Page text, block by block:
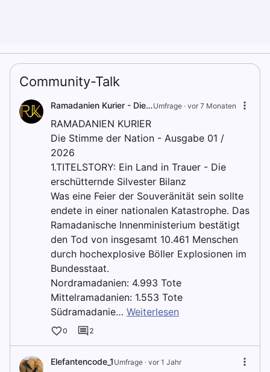
Community-Talk
Ramadanien Kurier - Die Stimme der NatioUmfrage · vor 7 Monaten
RAMADANIEN KURIER
Die Stimme der Nation - Ausgabe 01 /
2026
1.TITELSTORY: Ein Land in Trauer - Die
erschütternde Silvester Bilanz
Was eine Feier der Souveränität sein sollte
endete in einer nationalen Katastrophe. Das
Ramadanische Innenministerium bestätigt
den Tod von insgesamt 10.461 Menschen
durch hochexplosive Böller Explosionen im
Bundesstaat.
Nordramadanien: 4.993 Tote
Mittelramadanien: 1.553 Tote
Südramadanie… Weiterlesen
0 2
Elefantencode_1 Umfrage · vor 1 Jahr